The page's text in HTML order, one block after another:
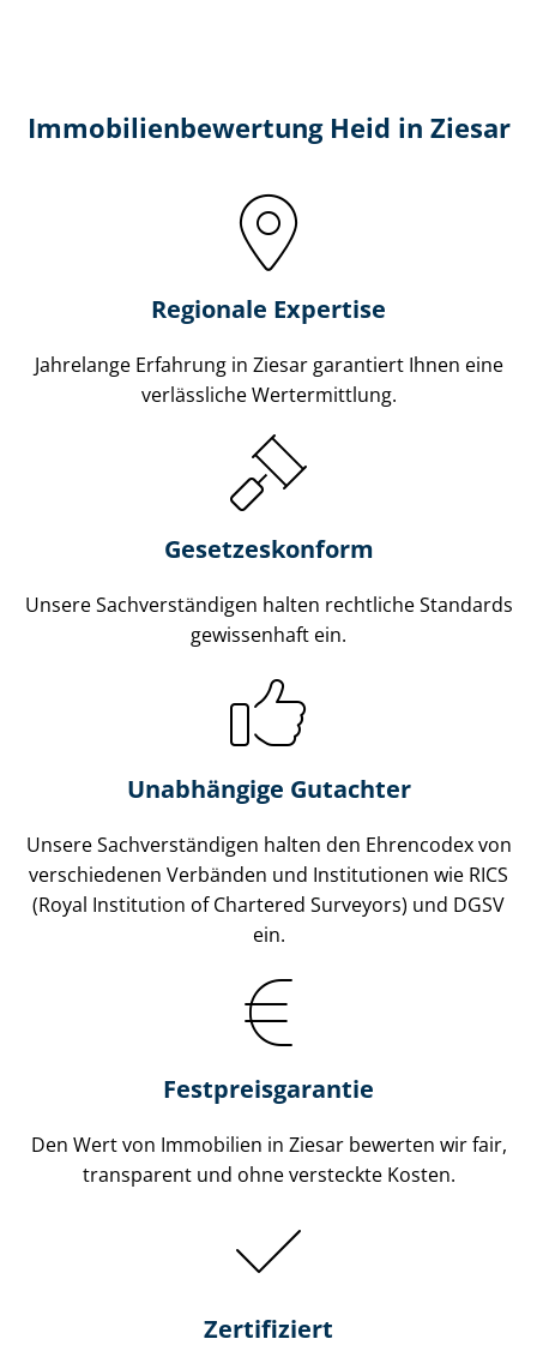
Immobilien­bewertung Heid in Ziesar
Regionale Expertise
Jahrelange Erfahrung in Ziesar garantiert Ihnen eine
verlässliche Wertermittlung.
Gesetzes­konform
Unsere Sach­ver­stän­di­gen halten rechtliche Standards
gewissenhaft ein.
Unabhängige Gutachter
Unsere Sach­ver­stän­di­gen halten den Ehrencodex von
verschiedenen Verbänden und Institutionen wie RICS
(Royal Institution of Chartered Surveyors) und DGSV
ein.
Festpreis​garantie
Den Wert von Immobilien in Ziesar bewerten wir fair,
transparent und ohne versteckte Kosten.
Zertifiziert